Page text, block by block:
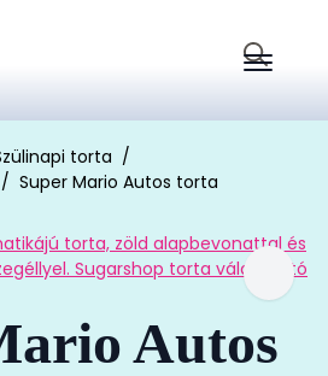
Search
torta
Super Mario Autos torta
Autos